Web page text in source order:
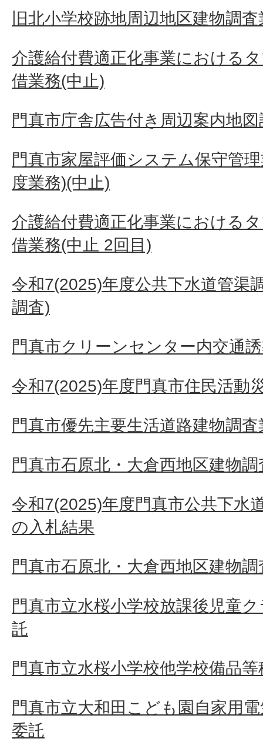
旧北小学校跡地周辺地区建物調
介護給付費適正化事業における
借業務(中止)
門真市庁舎広告付き周辺案内地
門真市家屋評価システム保守管
度業務)(中止)
介護給付費適正化事業における
借業務(中止 2回目)
令和7(2025)年度公共下水道管渠
調査)
門真市クリーンセンター内交通
令和7(2025)年度門真市住民活動
門真市優先主要生活道路建物調
門真市石原北・大倉西地区建物
令和7(2025)年度門真市公共下水
の入札結果
門真市石原北・大倉西地区建物
門真市立水桜小学校放課後児童
託
門真市立水桜小学校他学校備品
門真市立大和田こども園自家用
委託